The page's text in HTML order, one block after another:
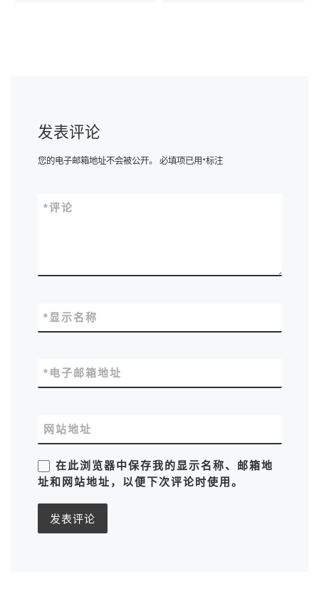
发表评论
您的电子邮箱地址不会被公开。 必填项已用*标注
评论
*
显示名称
*
电子邮箱地址
*
网站地址
在此浏览器中保存我的显示名称、邮箱地
址和网站地址，以便下次评论时使用。